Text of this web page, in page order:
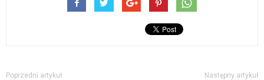
Poprzedni artykuł Następny artykuł